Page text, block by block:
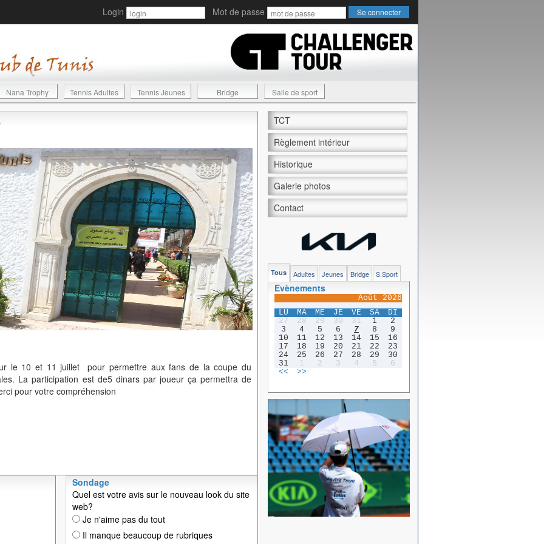
Login Mot de passe
Nana Trophy Tennis Adultes Tennis Jeunes Bridge Salle de sport
le 10 et 11 juillet pour permettre aux fans de la coupe du
La participation est de5 dinars par joueur ça permettra de
pour votre compréhension
Sondage
Quel est votre avis sur le nouveau look du site
web?
Je n'aime pas du tout
Il manque beaucoup de rubriques
TCT
Règlement intérieur
Historique
Galerie photos
Contact
Tous Adultes Jeunes Bridge S.Sport
Evènements
Août 2026
LU
MA ME JE VE SA
DI
27
28 29 30 31 1
2
3
4 5 6 7 8
9
10
11 12 13 14 15
16
17
18 19 20 21 22
23
24
25 26 27 28 29
30
31
1 2 3 4 5
6
<<
>>